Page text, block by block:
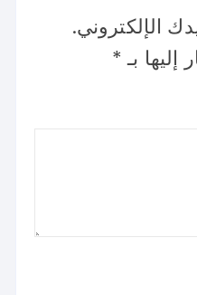
الإلكتروني.
بـ *